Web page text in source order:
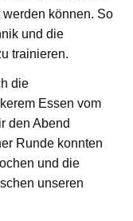
können. So
und die
trainieren.
die
Essen vom
den Abend
Runde konnten
und die
unseren